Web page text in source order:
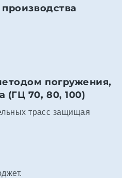
погружения,
70, 80, 100)
трасс защищая